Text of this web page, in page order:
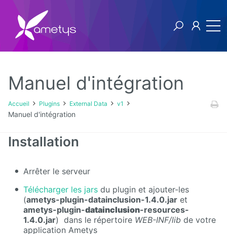
Plugins
Authentification
Bluemind
BPM
Manuel d'intégration
Accueil Plugins External Data v1
Manuel d'intégration
Installation
Arrêter le serveur
Télécharger les jars du plugin et ajouter-les
(ametys-plugin-datainclusion-1.4.0.jar et
ametys-plugin-datainclusion-resources-
1.4.0.jar) dans le répertoire WEB-INF/lib de votre
application Ametys